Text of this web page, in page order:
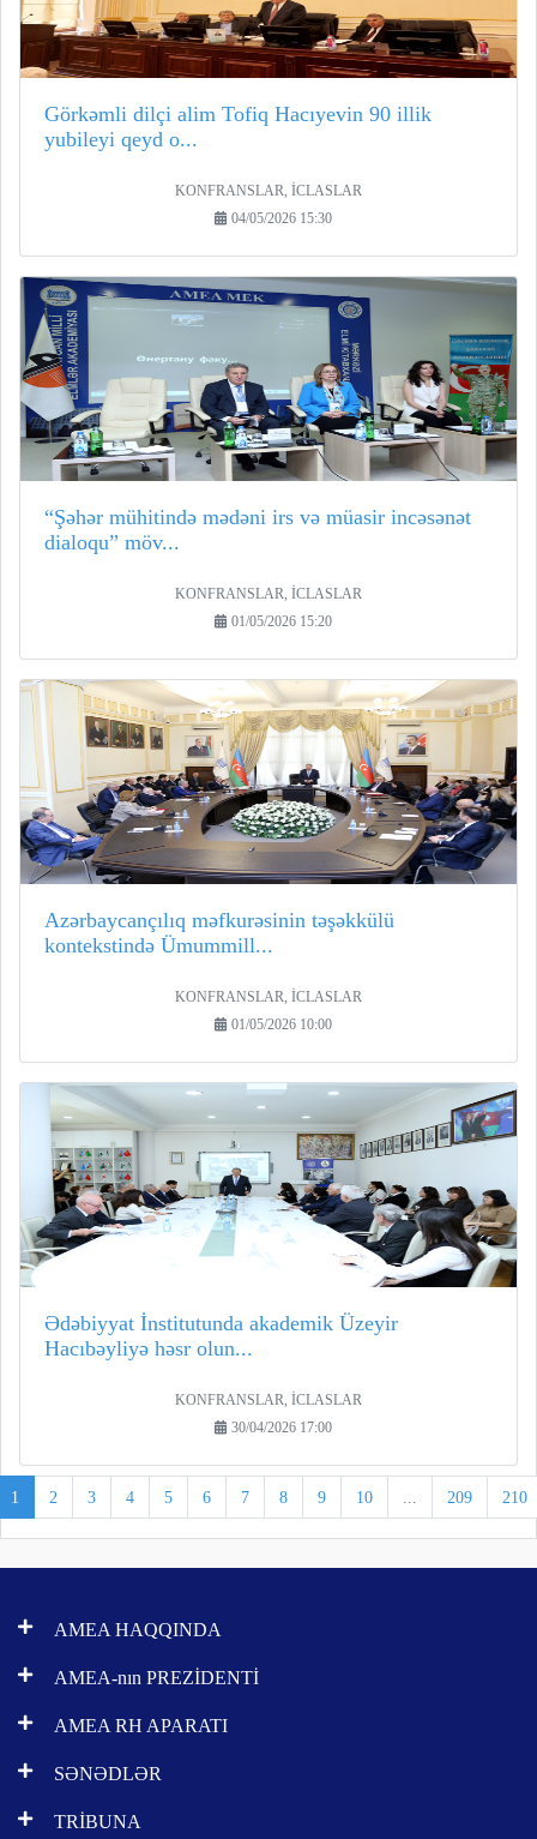
Görkəmli dilçi alim Tofiq Hacıyevin 90 illik
yubileyi qeyd o...
KONFRANSLAR, İCLASLAR
04/05/2026 15:30
“Şəhər mühitində mədəni irs və müasir incəsənət
dialoqu” möv...
KONFRANSLAR, İCLASLAR
01/05/2026 15:20
Azərbaycançılıq məfkurəsinin təşəkkülü
kontekstində Ümummill...
KONFRANSLAR, İCLASLAR
01/05/2026 10:00
Ədəbiyyat İnstitutunda akademik Üzeyir
Hacıbəyliyə həsr olun...
KONFRANSLAR, İCLASLAR
30/04/2026 17:00
1 2 3 4 5 6 7 8 9 10 ... 209 210
AMEA HAQQINDA
AMEA-nın PREZİDENTİ
AMEA RH APARATI
SƏNƏDLƏR
TRİBUNA